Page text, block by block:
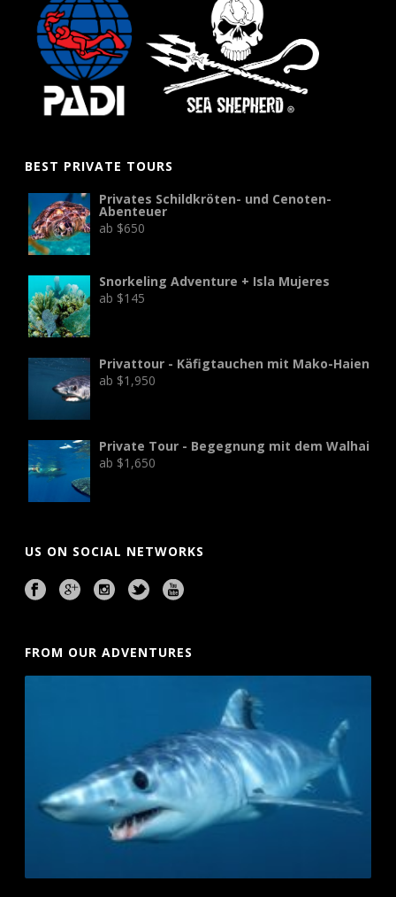
BEST PRIVATE TOURS
Privates Schildkröten- und Cenoten-
Abenteuer
ab $650
Snorkeling Adventure + Isla Mujeres
ab $145
Privattour - Käfigtauchen mit Mako-Haien
ab $1,950
Private Tour - Begegnung mit dem Walhai
ab $1,650
US ON SOCIAL NETWORKS
FROM OUR ADVENTURES